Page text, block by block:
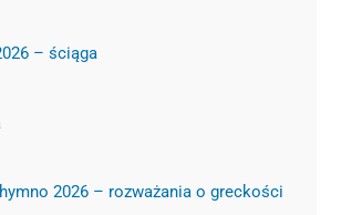
– ściąga
2026 – rozważania o greckości